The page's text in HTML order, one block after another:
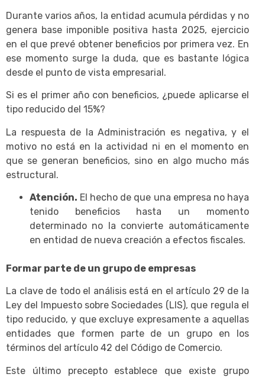
Durante varios años, la entidad acumula pérdidas y no
genera base imponible positiva hasta 2025, ejercicio
en el que prevé obtener beneficios por primera vez. En
ese momento surge la duda, que es bastante lógica
desde el punto de vista empresarial.
Si es el primer año con beneficios, ¿puede aplicarse el
tipo reducido del 15%?
La respuesta de la Administración es negativa, y el
motivo no está en la actividad ni en el momento en
que se generan beneficios, sino en algo mucho más
estructural.
Atención. El hecho de que una empresa no haya
tenido beneficios hasta un momento
determinado no la convierte automáticamente
en entidad de nueva creación a efectos fiscales.
Formar parte de un grupo de empresas
La clave de todo el análisis está en el artículo 29 de la
Ley del Impuesto sobre Sociedades (LIS), que regula el
tipo reducido, y que excluye expresamente a aquellas
entidades que formen parte de un grupo en los
términos del artículo 42 del Código de Comercio.
Este último precepto establece que existe grupo